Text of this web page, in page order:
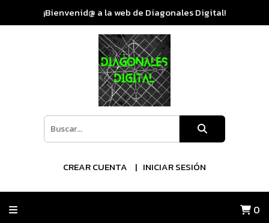
¡Bienvenid@ a la web de Diagonales Digital!
CREAR CUENTA INICIAR SESIÓN
0